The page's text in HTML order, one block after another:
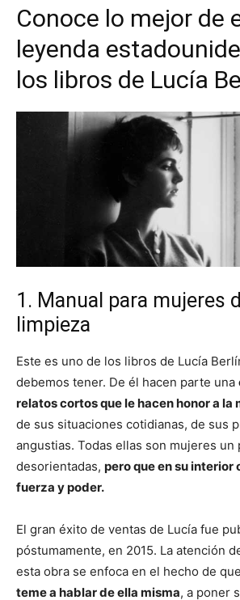
Conoce lo mejor de
leyenda
los libros de Lucía
1. Manual para mujeres
limpieza
Este es uno de los libros de Lucía
debemos tener. De él hacen parte una
relatos cortos que le hacen honor a la
de sus situaciones cotidianas, de sus
angustias. Todas ellas son mujeres un
desorientadas, pero que en su interior
fuerza y poder.
El gran éxito de ventas de Lucía fue
póstumamente, en 2015. La atención
esta obra se enfoca en el hecho de que
teme a hablar de ella misma, a poner